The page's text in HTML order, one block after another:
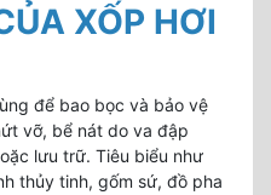
XỐP HƠI
để bao bọc và bảo vệ
vỡ, bể nát do va đập
lưu trữ. Tiêu biểu như
thủy tinh, gốm sứ, đồ pha